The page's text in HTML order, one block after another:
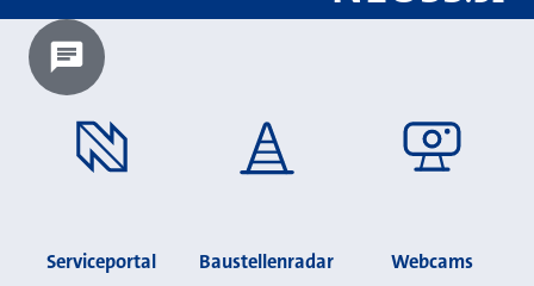
Chatbot laden?
Serviceportal Baustellenradar Webcams